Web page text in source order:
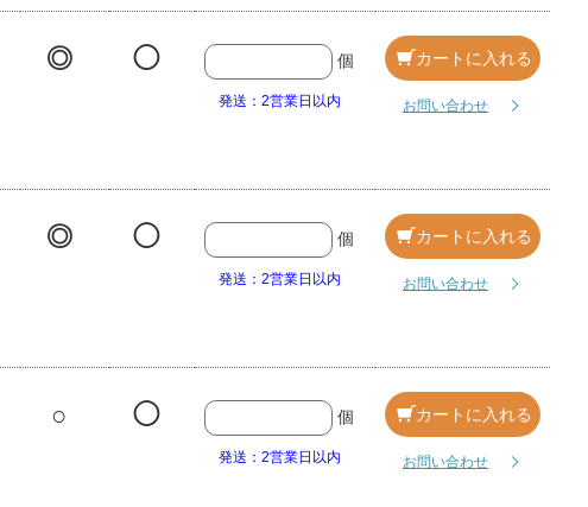
◎ ◯ 個
発送：2営業日以内
カートに入れる
お問い合わせ
◎ ◯ 個
発送：2営業日以内
カートに入れる
お問い合わせ
○ ◯ 個
発送：2営業日以内
カートに入れる
お問い合わせ